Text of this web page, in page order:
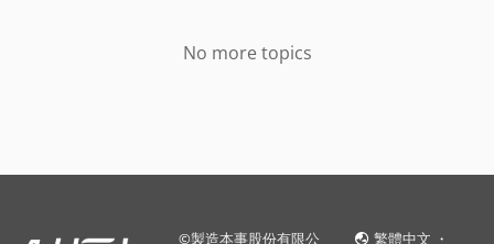
No more topics
©製造本事股份有限公 繁體中文 ・